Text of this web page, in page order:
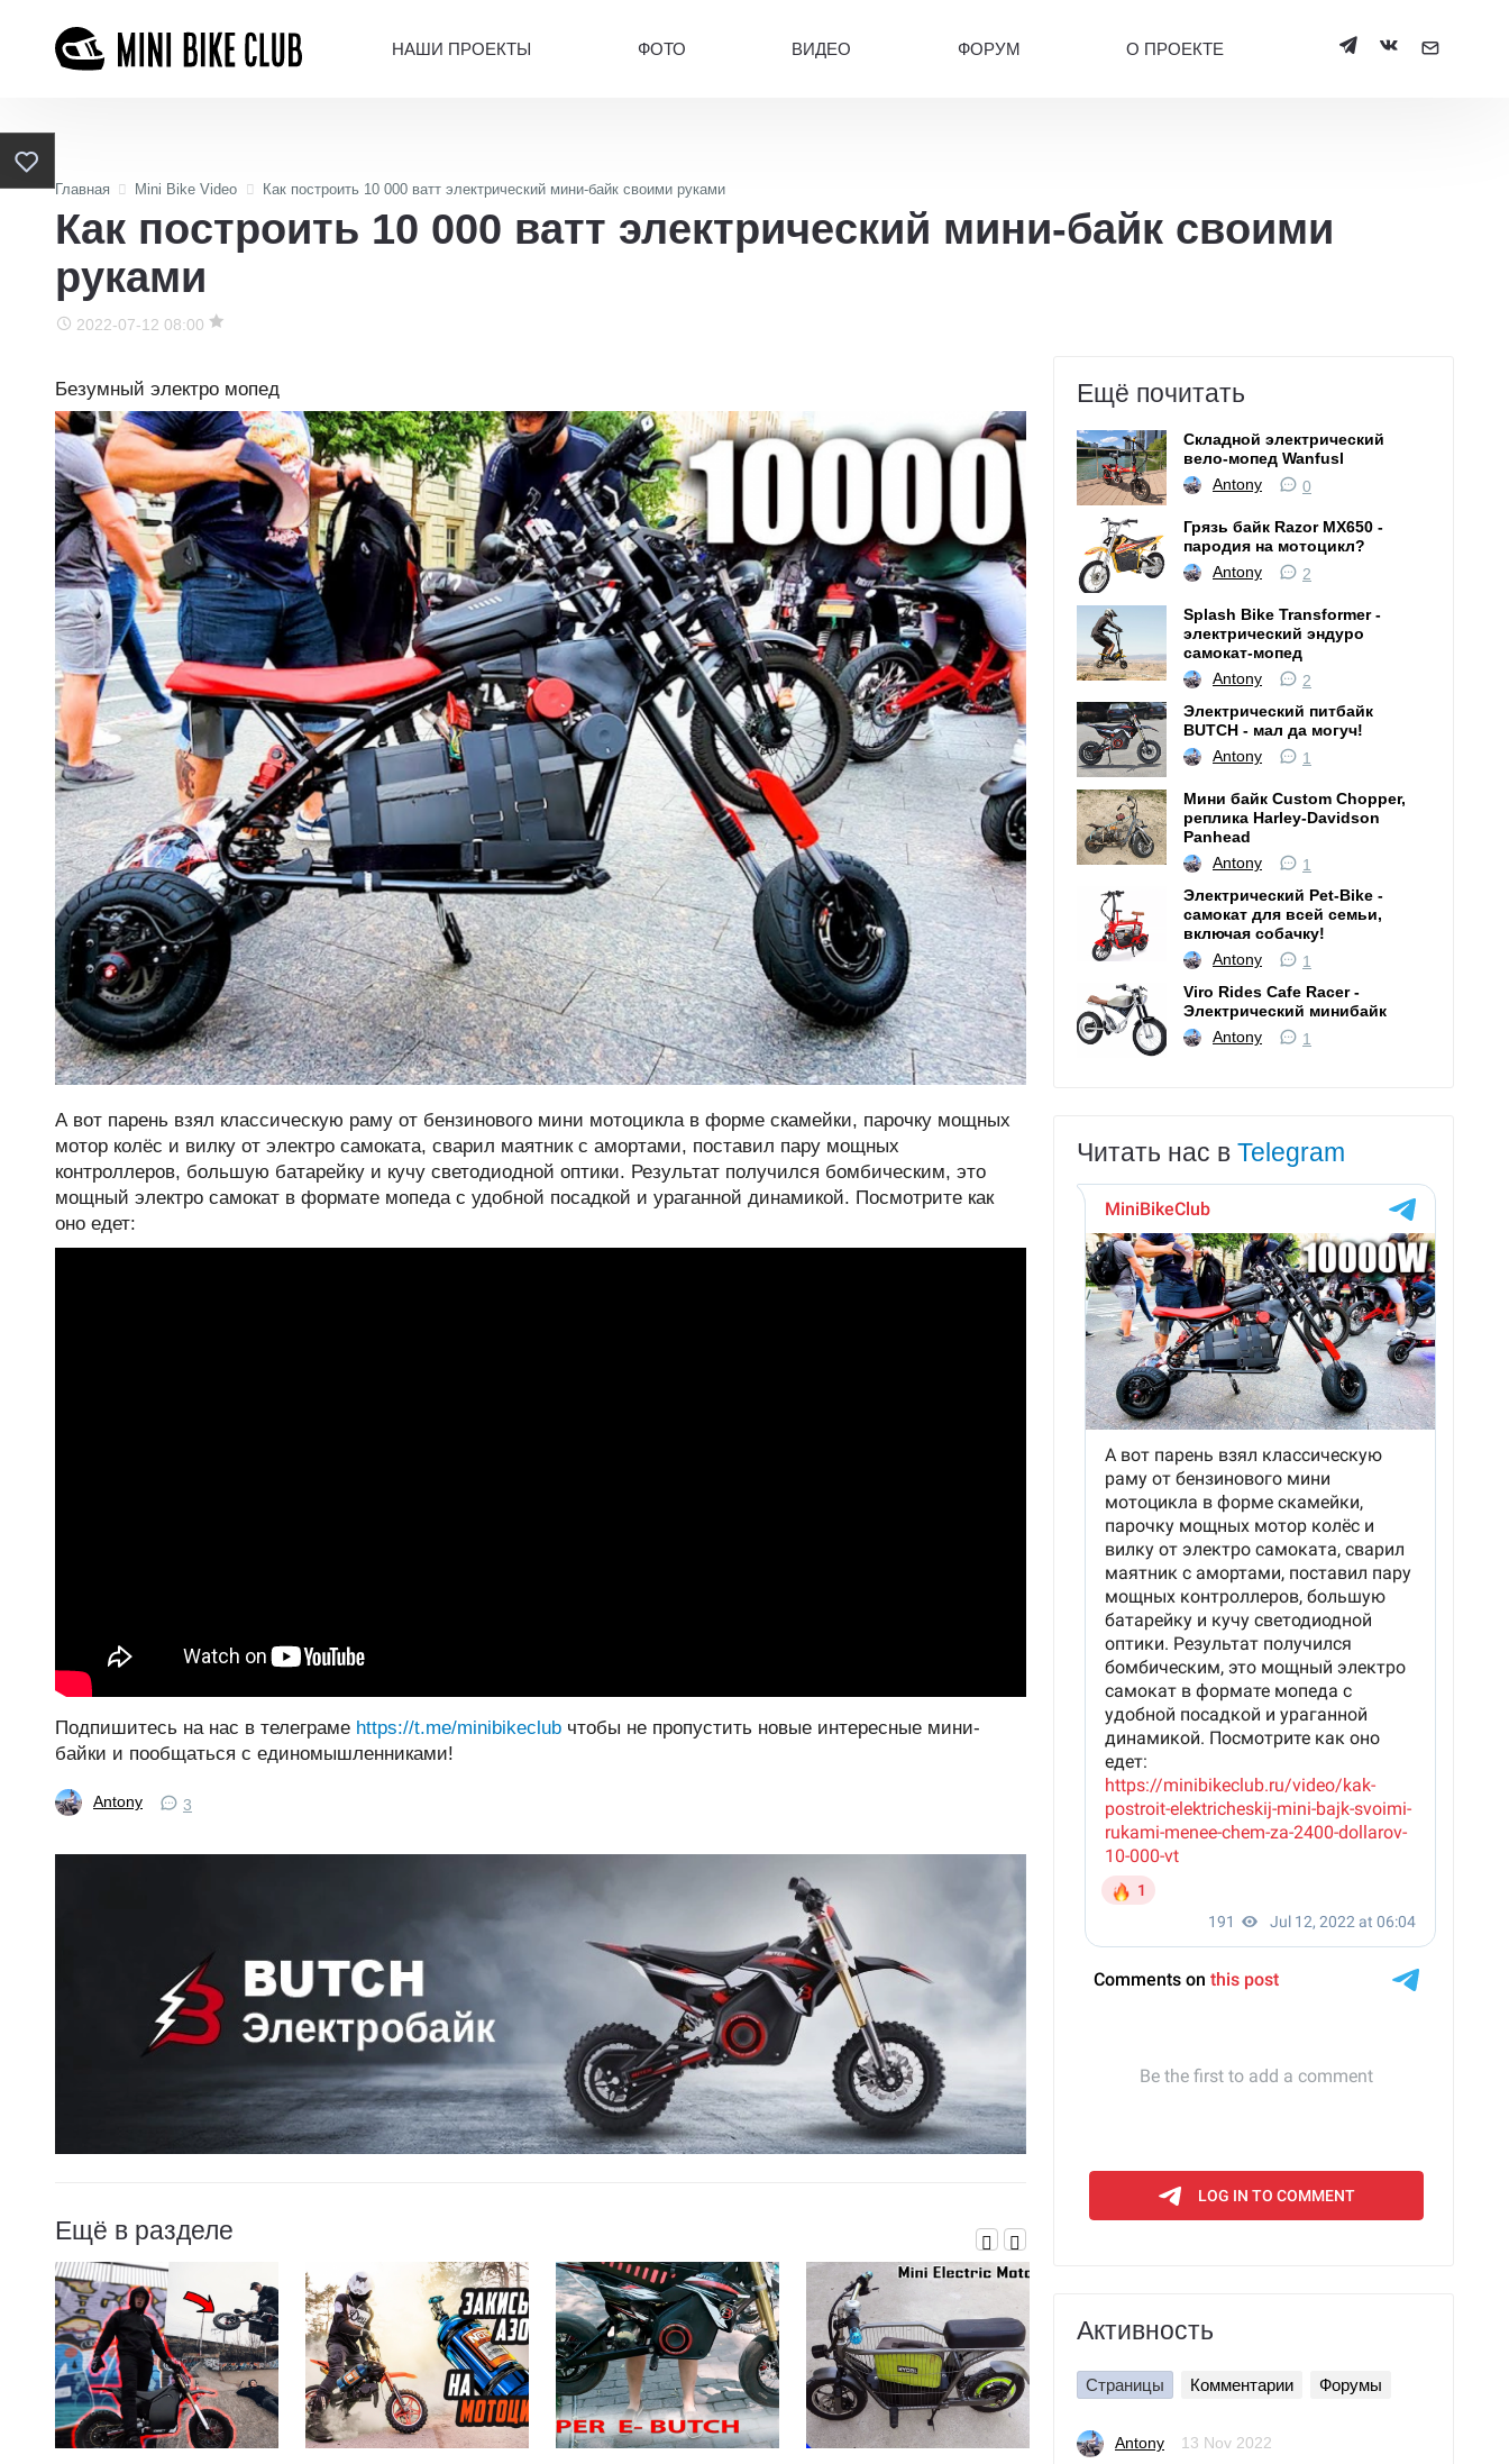
НАШИ ПРОЕКТЫ ФОТО ВИДЕО ФОРУМ О ПРОЕКТЕ
Главная Mini Bike Video Как построить 10 000 ватт электрический мини-байк своими руками
Как построить 10 000 ватт электрический мини-байк своими
руками
2022-07-12 08:00
Безумный электро мопед
А вот парень взял классическую раму от бензинового мини мотоцикла в форме скамейки, парочку мощных
мотор колёс и вилку от электро самоката, сварил маятник с амортами, поставил пару мощных
контроллеров, большую батарейку и кучу светодиодной оптики. Результат получился бомбическим, это
мощный электро самокат в формате мопеда с удобной посадкой и ураганной динамикой. Посмотрите как
оно едет:
Подпишитесь на нас в телеграме https://t.me/minibikeclub чтобы не пропустить новые интересные мини-
байки и пообщаться с единомышленниками!
Antony 3
Ещё в разделе
Ещё почитать
Складной электрический
вело-мопед Wanfusl
Antony
0
Грязь байк Razor MX650 -
пародия на мотоцикл?
Antony
2
Splash Bike Transformer -
электрический эндуро
самокат-мопед
Antony
2
Электрический питбайк
BUTCH - мал да могуч!
Antony
1
Мини байк Custom Chopper,
реплика Harley-Davidson
Panhead
Antony
1
Электрический Pet-Bike -
самокат для всей семьи,
включая собачку!
Antony
1
Viro Rides Cafe Racer -
Электрический минибайк
Antony
1
Читать нас в Telegram
Активность
Страницы Комментарии Форумы
Antony 13 Nov 2022